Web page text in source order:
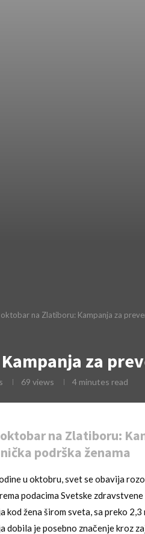
oktobar na Zlatiboru: Kampanja za
za
69 views 4 minutes read
na Zlatiboru:
podrška ženama
u oktobru, svet se obavija
podacima Svetske
kod žena širom sveta, sa preko
dobila je posebno značenje kroz